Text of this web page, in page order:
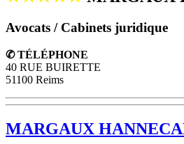
Avocats / Cabinets juridique
✆ TÉLÉPHONE
40 RUE BUIRETTE
51100 Reims
MARGAUX